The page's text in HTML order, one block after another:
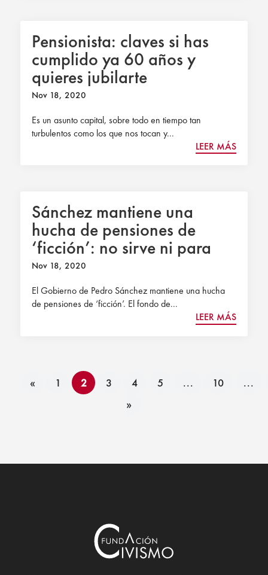
Pensionista: claves si has
cumplido ya 60 años y
quieres jubilarte
parcialmente
Nov 18, 2020
Es un asunto capital, sobre todo en tiempo tan
turbulentos como los que nos tocan y...
LEER MÁS
Sánchez mantiene una
hucha de pensiones de
‘ficción’: no sirve ni para
pagar las nóminas de una
semana
Nov 18, 2020
El Gobierno de Pedro Sánchez mantiene una hucha
de pensiones de ‘ficción’. El fondo de...
LEER MÁS
« 1 2 3 4 5 ... 10
...
»